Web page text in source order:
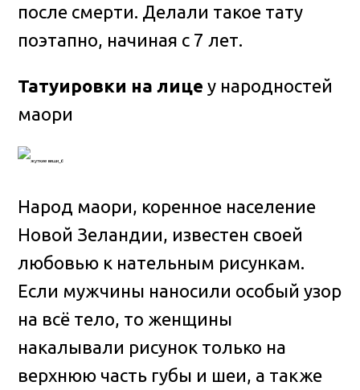
после смерти. Делали такое тату
поэтапно, начиная с 7 лет.
Татуировки на лице у народностей
маори
Народ маори, коренное население
Новой Зеландии, известен своей
любовью к нательным рисункам.
Если мужчины наносили особый узор
на всё тело, то женщины
накалывали рисунок только на
верхнюю часть губы и шеи, а также